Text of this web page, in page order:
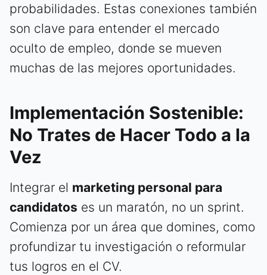
probabilidades. Estas conexiones también
son clave para entender el mercado
oculto de empleo, donde se mueven
muchas de las mejores oportunidades.
Implementación Sostenible:
No Trates de Hacer Todo a la
Vez
Integrar el marketing personal para
candidatos es un maratón, no un sprint.
Comienza por un área que domines, como
profundizar tu investigación o reformular
tus logros en el CV.